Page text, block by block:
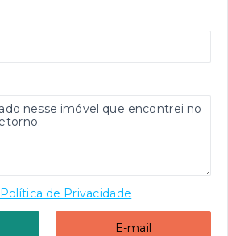
Política de Privacidade
E-mail